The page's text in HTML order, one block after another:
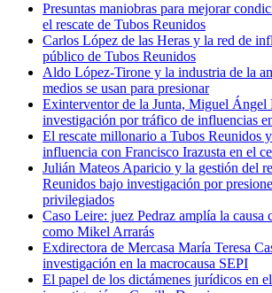
Presuntas maniobras para mejorar
el rescate de Tubos Reunidos
Carlos López de las Heras y la red de
público de Tubos Reunidos
Aldo López-Tirone y la industria de la
medios se usan para presionar
Exinterventor de la Junta, Miguel Ángel
investigación por tráfico de influencias
El rescate millonario a Tubos Reunidos
influencia con Francisco Irazusta en el
Julián Mateos Aparicio y la gestión del
Reunidos bajo investigación por
privilegiados
Caso Leire: juez Pedraz amplía la causa
como Mikel Arrarás
Exdirectora de Mercasa María Teresa
investigación en la macrocausa SEPI
El papel de los dictámenes jurídicos en